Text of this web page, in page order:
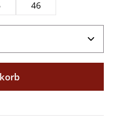
46
Wert ein